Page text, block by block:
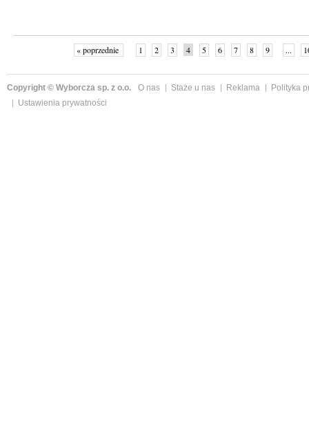
« poprzednie 1 2 3 4 5 6 7 8 9 ...
Copyright © Wyborcza sp. z o.o. O nas Staże u nas Reklama
Polityka
Ustawienia prywatności